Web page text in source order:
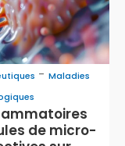
- Maladies
de micro-